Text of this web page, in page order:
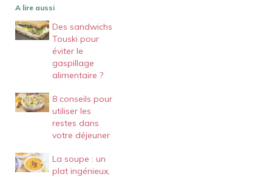
A lire aussi
Des sandwichs
Touski pour
éviter le
gaspillage
alimentaire ?
8 conseils pour
utiliser les
restes dans
votre déjeuner
La soupe : un
plat ingénieux,